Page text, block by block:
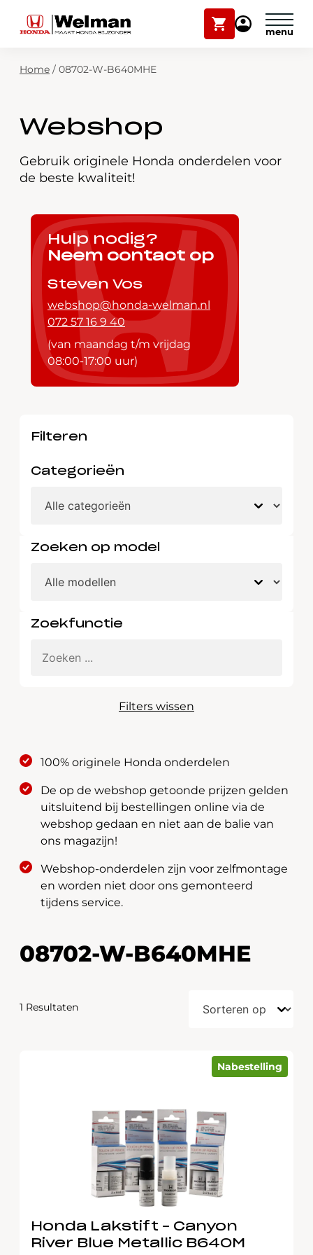
Winkelwagen
Mijn
Modellen
Over ons
Webshop
Contact
Zoekfunctie
Plan onderhoud
Mijn Honda Welman
Home / 08702-W-B640MHE
Webshop
Gebruik originele Honda onderdelen voor
de beste kwaliteit!
Hulp nodig?
Neem contact op
Steven Vos
webshop@honda-welman.nl
072 57 16 9 40
(van maandag t/m vrijdag
08:00-17:00 uur)
Filteren
Categorieën
Zoeken op model
Zoekfunctie
Filters wissen
100% originele Honda onderdelen
De op de webshop getoonde prijzen gelden
uitsluitend bij bestellingen online via de
webshop gedaan en niet aan de balie van
ons magazijn!
Webshop-onderdelen zijn voor zelfmontage
en worden niet door ons gemonteerd
tijdens service.
08702-W-B640MHE
1 Resultaten
Nabestelling
Honda Lakstift – Canyon
River Blue Metallic B640M